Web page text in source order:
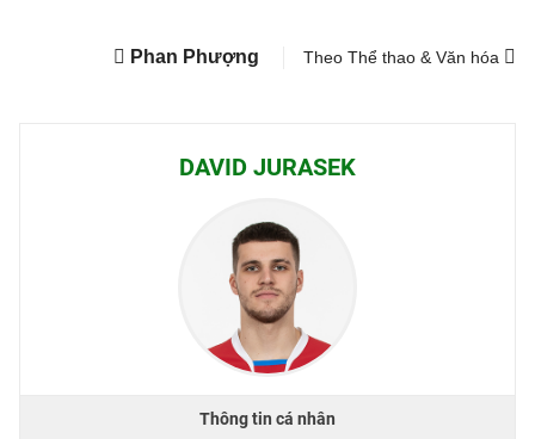
Phan Phượng Theo Thể thao & Văn hóa
DAVID JURASEK
Thông tin cá nhân